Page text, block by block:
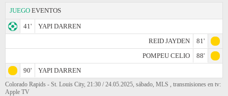
JUEGO EVENTOS
41'
YAPI DARREN
REID JAYDEN
81'
POMPEU CELIO
88'
90'
YAPI DARREN
Colorado Rapids - St. Louis City, 21:30 / 24.05.2025, sábado, MLS , transmisiones en tv:
Apple TV